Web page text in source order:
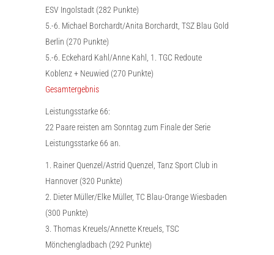
ESV Ingolstadt (282 Punkte)
5.-6. Michael Borchardt/Anita Borchardt, TSZ Blau Gold
Berlin (270 Punkte)
5.-6. Eckehard Kahl/Anne Kahl, 1. TGC Redoute
Koblenz + Neuwied (270 Punkte)
Gesamtergebnis
Leistungsstarke 66:
22 Paare reisten am Sonntag zum Finale der Serie
Leistungsstarke 66 an.
1. Rainer Quenzel/Astrid Quenzel, Tanz Sport Club in
Hannover (320 Punkte)
2. Dieter Müller/Elke Müller, TC Blau-Orange Wiesbaden
(300 Punkte)
3. Thomas Kreuels/Annette Kreuels, TSC
Mönchengladbach (292 Punkte)